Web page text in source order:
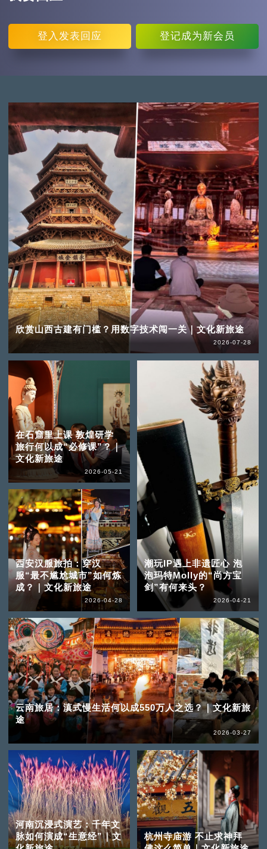
登入 发表回应 登记成为新会员
欣赏山西古建有门槛？用数字技术闯一关｜文化新旅途
2026-07-28
在石窟里上课 敦煌研学
旅行何以成“必修课”？｜
文化新旅途
2026-05-21
西安汉服旅拍：穿汉
服“最不尴尬城市”如何炼
成？｜文化新旅途
2026-04-28
潮玩IP遇上非遗匠心 泡
泡玛特Molly的“尚方宝
剑”有何来头？
2026-04-21
云南旅居：滇式慢生活何以成550万人之选？｜文化新旅
途
2026-03-27
河南沉浸式演艺：千年文
脉如何演成“生意经”｜文
杭州寺庙游 不止求神拜